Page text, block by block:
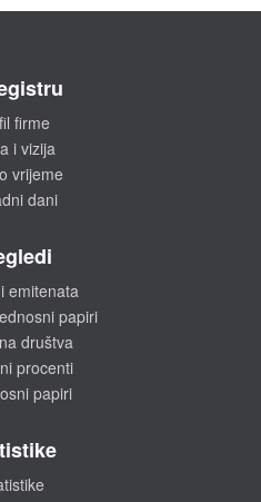
firme
i vizija
vrijeme
dani
emitenata
papiri
društva
procenti
papiri